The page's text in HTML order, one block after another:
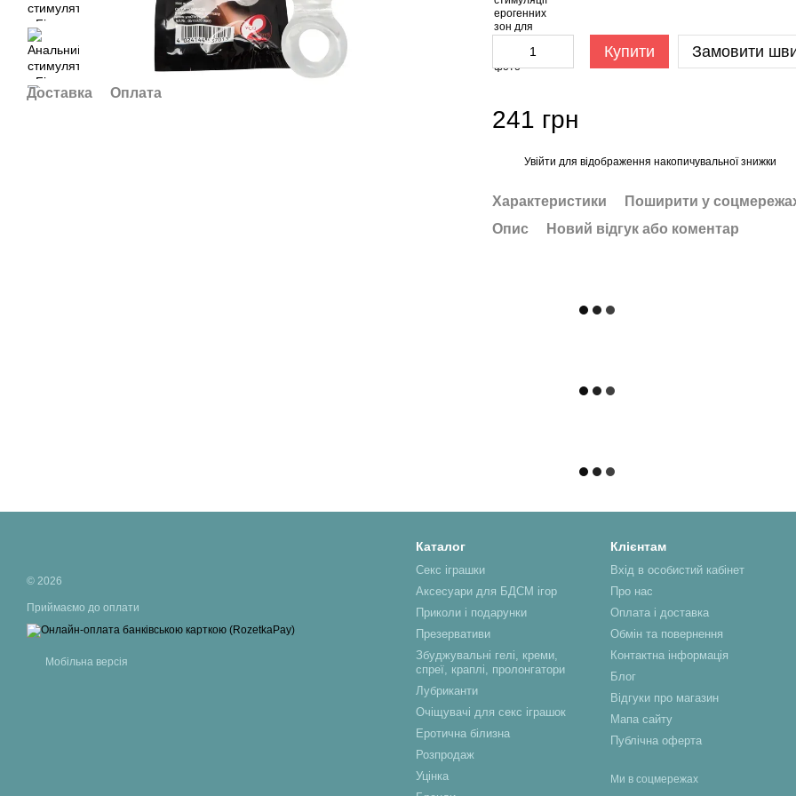
Доставка Оплата
Купити Замовити
241 грн
Увійти для відображення накопичувальної знижки
Характеристики
Поширити у
Опис
Новий відгук або коментар
© 2026
Приймаємо до оплати
Мобільна версія
Каталог
Секс іграшки
Аксесуари для БДСМ ігор
Приколи і подарунки
Презервативи
Збуджувальні гелі, креми,
спреї, краплі, пролонгатори
Лубриканти
Очіщувачі для секс іграшок
Еротична білизна
Розпродаж
Уцінка
Клієнтам
Вхід в особистий кабінет
Про нас
Оплата і доставка
Обмін та повернення
Контактна інформація
Блог
Відгуки про магазин
Мапа сайту
Публічна оферта
Ми в соцмережах